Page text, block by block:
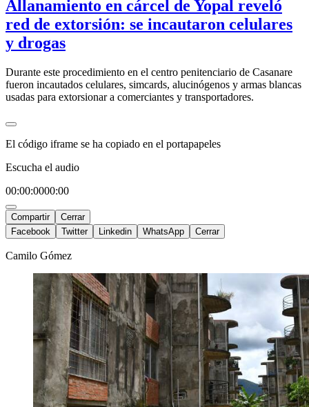
Allanamiento en cárcel de Yopal reveló
red de extorsión: se incautaron celulares
y drogas
Durante este procedimiento en el centro penitenciario de Casanare
fueron incautados celulares, simcards, alucinógenos y armas blancas
usadas para extorsionar a comerciantes y transportadores.
El código iframe se ha copiado en el portapapeles
Escucha el audio
00:00:0000:00
Compartir
Cerrar
Facebook
Twitter Linkedin WhatsApp Cerrar
Camilo Gómez